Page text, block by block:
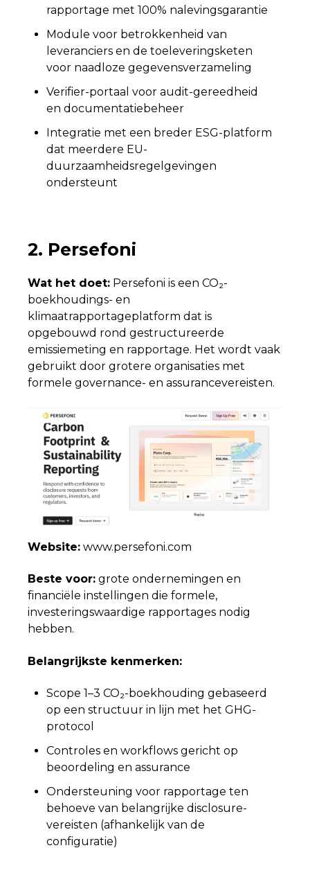
rapportage met 100% nalevingsgarantie
Module voor betrokkenheid van
leveranciers en de toeleveringsketen
voor naadloze gegevensverzameling
Verifier-portaal voor audit-gereedheid
en documentatiebeheer
Integratie met een breder ESG-platform
dat meerdere EU-
duurzaamheidsregelgevingen
ondersteunt
2. Persefoni
Wat het doet: Persefoni is een CO₂-
boekhoudings- en
klimaatrapportageplatform dat is
opgebouwd rond gestructureerde
emissiemeting en rapportage. Het wordt vaak
gebruikt door grotere organisaties met
formele governance- en assurancevereisten.
Website: www.persefoni.com
Beste voor: grote ondernemingen en
financiële instellingen die formele,
investeringswaardige rapportages nodig
hebben.
Belangrijkste kenmerken:
Scope 1–3 CO₂-boekhouding gebaseerd
op een structuur in lijn met het GHG-
protocol
Controles en workflows gericht op
beoordeling en assurance
Ondersteuning voor rapportage ten
behoeve van belangrijke disclosure-
vereisten (afhankelijk van de
configuratie)